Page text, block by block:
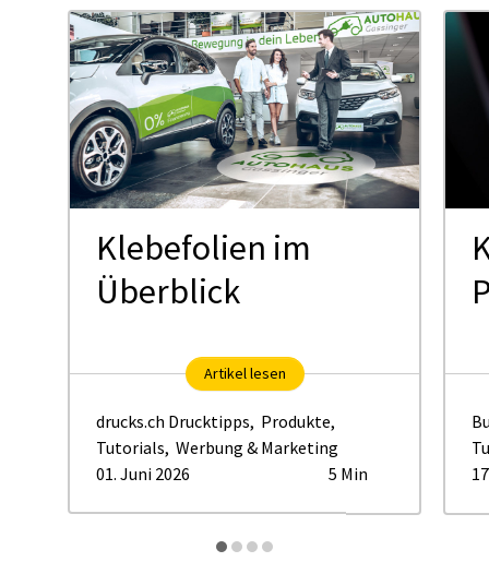
Klebefolien im
Überblick
Artikel lesen
drucks.ch Drucktipps, Produkte,
Tutorials, Werbung & Marketing
01. Juni 2026
5 Min